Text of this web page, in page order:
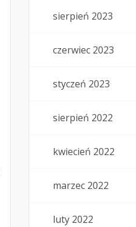
sierpień 2023
czerwiec 2023
styczeń 2023
sierpień 2022
kwiecień 2022
marzec 2022
luty 2022